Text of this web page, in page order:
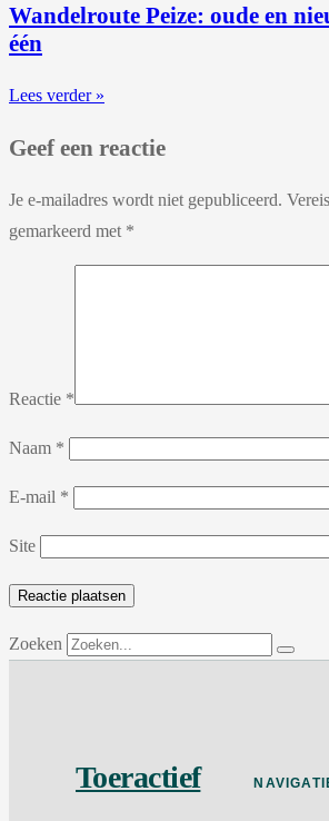
Wandelroute Peize: oude en
één
Lees verder »
Geef een reactie
Je e-mailadres wordt niet gepubliceerd.
gemarkeerd met *
Reactie *
Naam *
E-mail *
Site
Zoeken
Toeractief